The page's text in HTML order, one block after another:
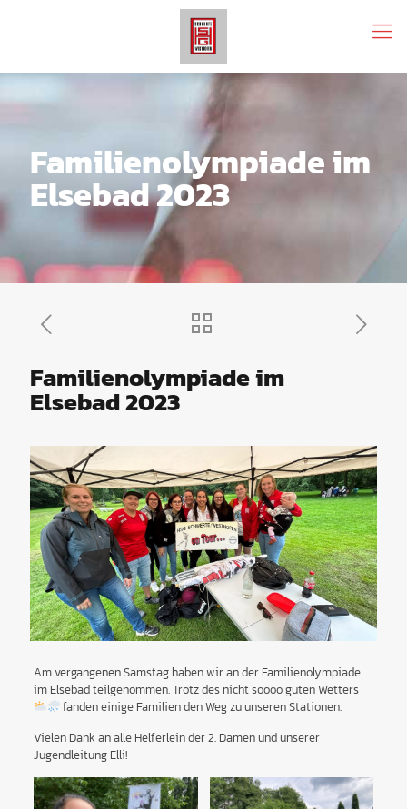
Familienolympiade im
Elsebad 2023
Familienolympiade im
Elsebad 2023
Am vergangenen Samstag haben wir an der Familienolympiade
im Elsebad teilgenommen. Trotz des nicht soooo guten Wetters
fanden einige Familien den Weg zu unseren Stationen.
Vielen Dank an alle Helferlein der 2. Damen und unserer
Jugendleitung Elli!